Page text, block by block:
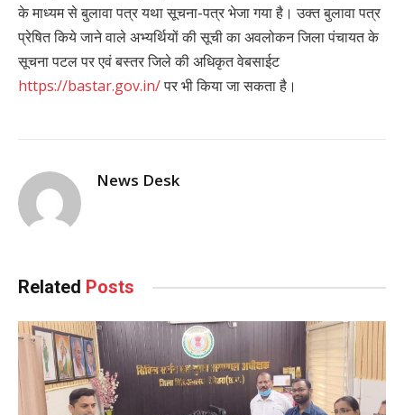
के माध्यम से बुलावा पत्र यथा सूचना-पत्र भेजा गया है। उक्त बुलावा पत्र
प्रेषित किये जाने वाले अभ्यर्थियों की सूची का अवलोकन जिला पंचायत के
सूचना पटल पर एवं बस्तर जिले की अधिकृत वेबसाईट
https://bastar.gov.in/पर भी किया जा सकता है।
News Desk
Related Posts